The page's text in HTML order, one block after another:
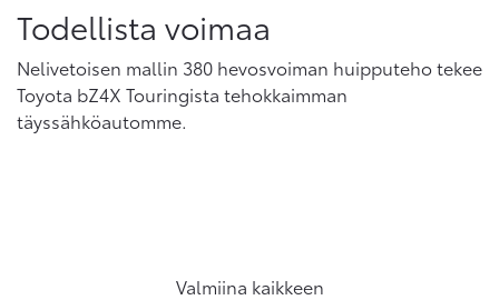
Todellista voimaa
Nelivetoisen mallin 380 hevosvoiman huipputeho tekee
Toyota bZ4X Touringista tehokkaimman
täyssähköautomme.
Valmiina kaikkeen